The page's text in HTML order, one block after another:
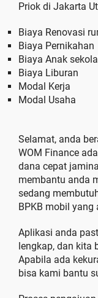
Priok di Jakarta
Biaya Renovasi
Biaya Pernikahan
Biaya Anak
Biaya Liburan
Modal Kerja
Modal Usaha
Selamat, anda
WOM Finance
dana cepat
membantu anda
sedang
BPKB mobil yang
Aplikasi anda
lengkap, dan kita
Apabila ada
bisa kami bantu